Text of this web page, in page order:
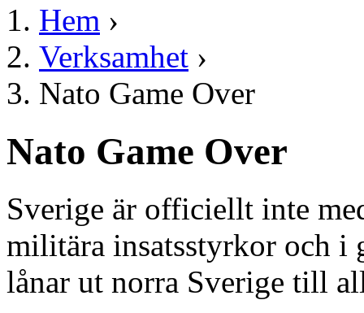
Hem ›
Verksamhet ›
Nato Game Over
Nato Game Over
Sverige är officiellt inte
militära insatsstyrkor och i
lånar ut norra Sverige till